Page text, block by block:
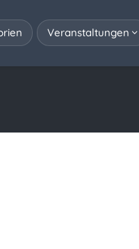
Veranstaltungen